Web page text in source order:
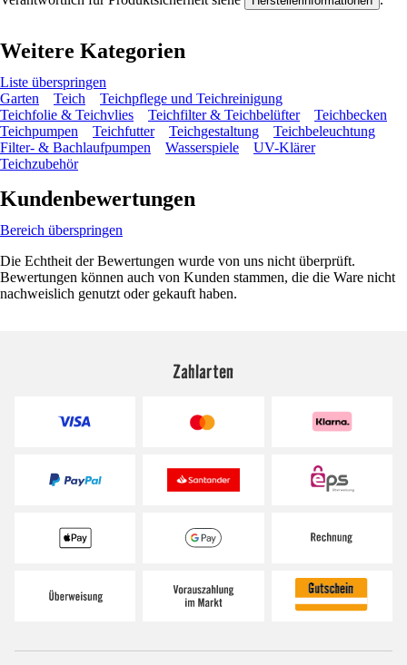
Weitere Kategorien
Liste überspringen
Garten
Teich
Teichpflege und Teichreinigung
Teichfolie & Teichvlies
Teichfilter & Teichbelüfter
Teichbecken
Teichpumpen
Teichfutter Teichgestaltung
Teichbeleuchtung
Filter- & Bachlaufpumpen
Wasserspiele
UV-Klärer
Teichzubehör
Kundenbewertungen
Bereich überspringen
Die Echtheit der Bewertungen wurde von uns nicht überprüft.
Bewertungen können auch von Kunden stammen, die die Ware nicht
nachweislich genutzt oder gekauft haben.
Zahlarten